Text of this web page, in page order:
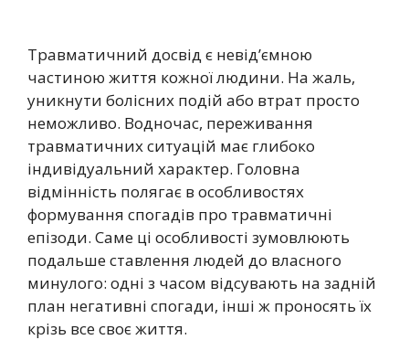
Травматичний досвід є невід’ємною
частиною життя кожної людини. На жаль,
уникнути болісних подій або втрат просто
неможливо. Водночас, переживання
травматичних ситуацій має глибоко
індивідуальний характер. Головна
відмінність полягає в особливостях
формування спогадів про травматичні
епізоди. Саме ці особливості зумовлюють
подальше ставлення людей до власного
минулого: одні з часом відсувають на задній
план негативні спогади, інші ж проносять їх
крізь все своє життя.